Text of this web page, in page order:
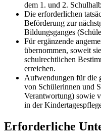
dem 1. und 2.
Die erforderlichen
Beförderung zur
Bildungsganges
Für ergänzende
übernommen, soweit
schulrechtlichen
erreichen.
Aufwendungen für die
von Schülerinnen und
Verantwortung) sowie
in der
Erforderliche